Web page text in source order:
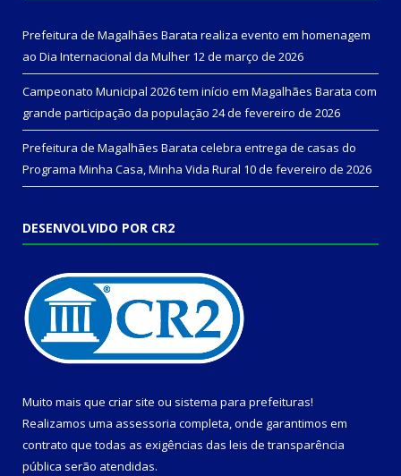
Prefeitura de Magalhães Barata realiza evento em homenagem
ao Dia Internacional da Mulher 12 de março de 2026
Campeonato Municipal 2026 tem início em Magalhães Barata com
grande participação da população 24 de fevereiro de 2026
Prefeitura de Magalhães Barata celebra entrega de casas do
Programa Minha Casa, Minha Vida Rural 10 de fevereiro de 2026
DESENVOLVIDO POR CR2
Muito mais que criar site ou sistema para prefeituras!
Realizamos uma assessoria completa, onde garantimos em
contrato que todas as exigências das leis de transparência
pública serão atendidas.